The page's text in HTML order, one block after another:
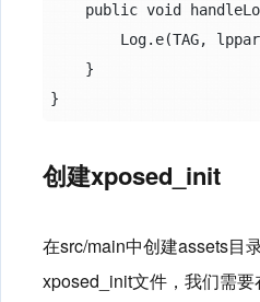
public void
Log.e(TAG,
    }
创建xposed_init
在src/main中创建assets目
xposed_init文件，我们需